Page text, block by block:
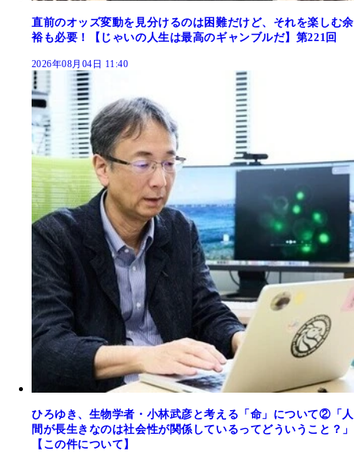
直前のオッズ変動を見分けるのは困難だけど、それを楽しむ余
裕も必要！【じゃいの人生は最高のギャンブルだ】第221回
2026年08月04日 11:40
ひろゆき、生物学者・小林武彦と考える「命」について②「人
間が長生きなのは社会性が関係しているってどういうこと？」
【この件について】